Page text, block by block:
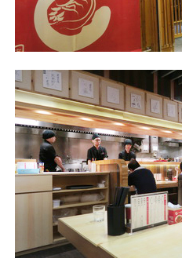
照相簿
影音區
創意出版服務
歷史區
關於Yilan
個人著作
活動實況記錄
媒體報導一覽